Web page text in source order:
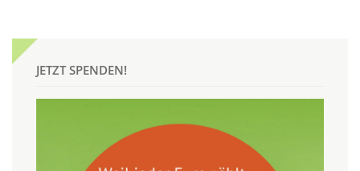
JETZT SPENDEN!